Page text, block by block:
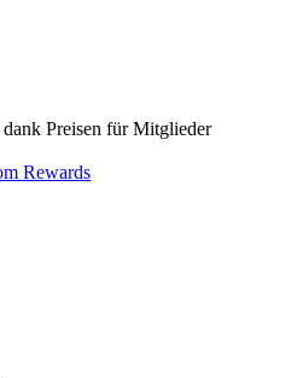
Preisen für Mitglieder
Rewards